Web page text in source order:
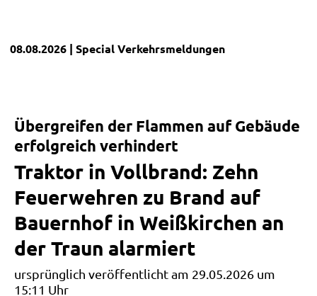
08.08.2026 | SpecialVerkehrsmeldungen
Übergreifen der Flammen auf Gebäude
erfolgreich verhindert
Traktor in Vollbrand: Zehn
Feuerwehren zu Brand auf
Bauernhof in Weißkirchen an
der Traun alarmiert
ursprünglich veröffentlicht am 29.05.2026 um
15:11 Uhr